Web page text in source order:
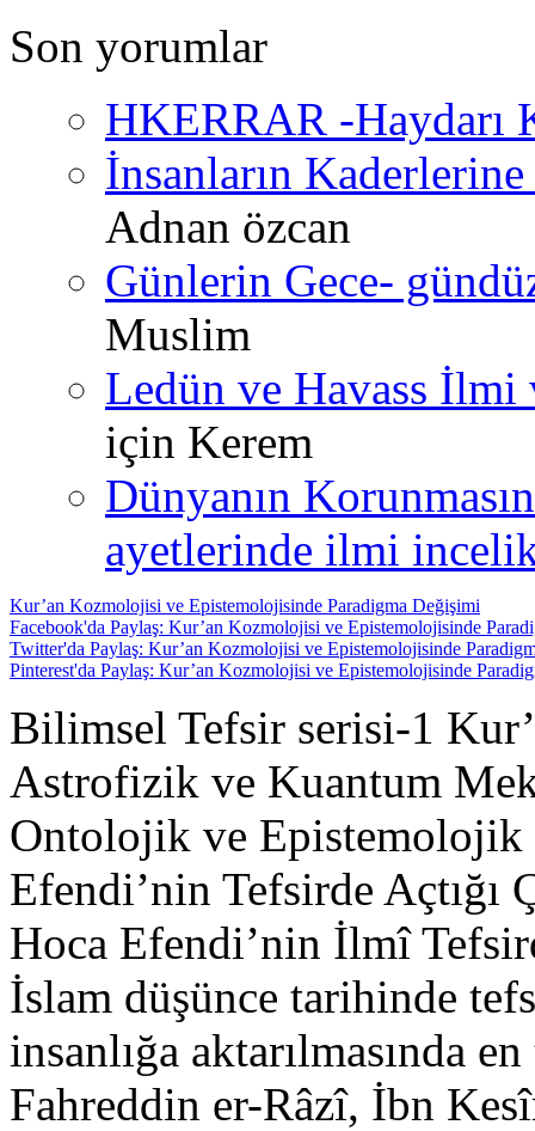
Son yorumlar
HKERRAR -Haydarı
İnsanların
Adnan özcan
Günlerin Gece-
Muslim
Ledün ve Havass İlmi
için Kerem
Dünyanın
ayetlerinde ilmi
Kur’an Kozmolojisi ve Epistemolojisinde Paradigma Değişimi
Facebook'da Paylaş: Kur’an Kozmolojisi ve Epistemolojisinde
Twitter'da Paylaş: Kur’an Kozmolojisi ve Epistemolojisinde
Pinterest'da Paylaş: Kur’an Kozmolojisi ve Epistemolojisinde
Bilimsel Tefsir serisi-1
Astrofizik ve Kuantum
Ontolojik ve Epistemolojik
Efendi’nin Tefsirde Açtığı
Hoca Efendi’nin İlmî
İslam düşünce tarihinde
insanlığa aktarılmasında
Fahreddin er-Râzî, İbn